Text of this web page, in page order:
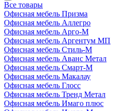
Все товары
Офисная мебель Призма
Офисная мебель Аллегро
Офисная мебель Арго-М
Офисная мебель Аргентум МП
Офисная мебель Стиль-М
Офисная мебель Аванс Метал
Офисная мебель Смарт-М
Офисная мебель Макалау
Офисная мебель Глосс
Офисная мебель Тренд Метал
Офисная мебель Имаго плюс